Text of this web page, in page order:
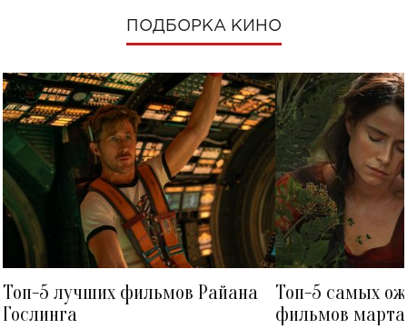
ПОДБОРКА КИНО
Топ-5 лучших фильмов Райана
Гослинга
Топ-5 самых
фильмов